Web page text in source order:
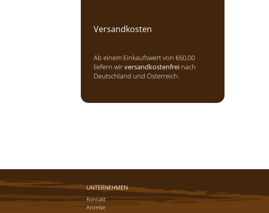
Versandkosten
Ab einem Einkaufswert von €60,00
liefern wirversandkostenfrei nach
Deutschland und Österreich.
UNTERNEHMEN
Kontakt
Anreise